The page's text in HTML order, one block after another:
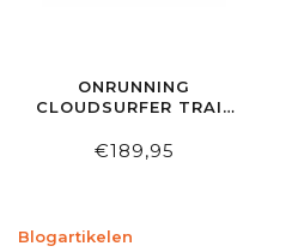
ONRUNNING
CLOUDSURFER TRAIL
ECLIPSE
€189,95
Blogartikelen